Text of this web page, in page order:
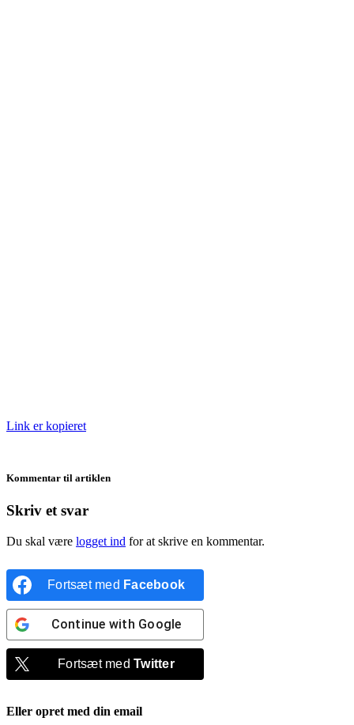
Link er kopieret
Kommentar til artiklen
Skriv et svar
Du skal være logget ind for at skrive en kommentar.
Fortsæt med Facebook
Continue with Google
Fortsæt medTwitter
Eller opret med din email